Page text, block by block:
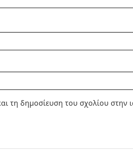
τη δημοσίευση του σχολίου στην